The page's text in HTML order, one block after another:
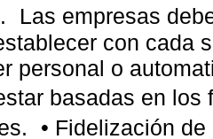
Las empresas
con cada
personal o
basadas en
• Fidelización